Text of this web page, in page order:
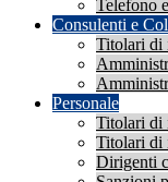
Telefono
Consulenti e
Titolari di
Personale
Titolari di
Titolari di
Dirigenti